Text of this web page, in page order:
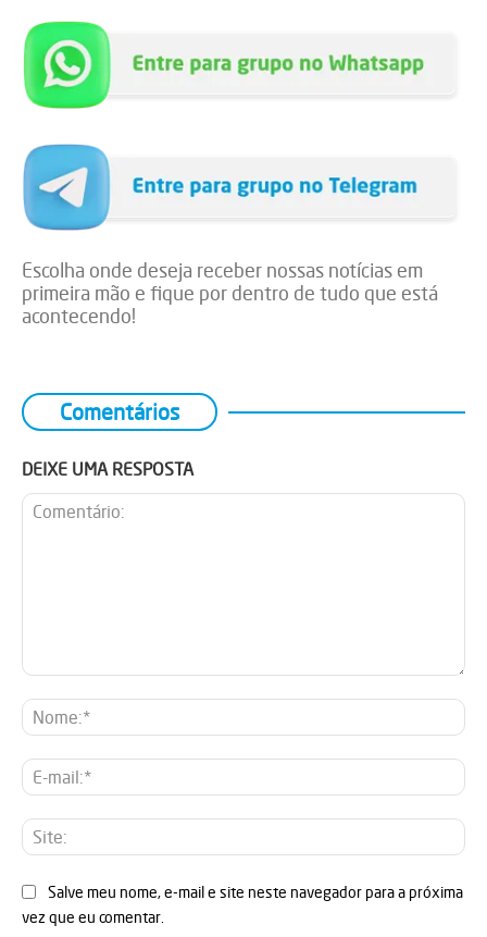
Escolha onde deseja receber nossas notícias em
primeira mão e fique por dentro de tudo que está
acontecendo!
Comentários
DEIXE UMA RESPOSTA
E-
Salve meu nome, e-mail e site neste navegador para a próxima
vez que eu comentar.